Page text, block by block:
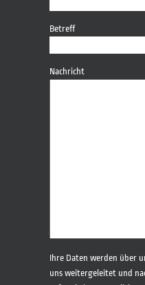
Betreff
Nachricht
Bitte
lasse
Ihre Daten werden über
uns weitergeleitet und